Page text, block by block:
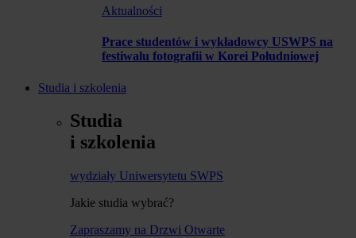
Aktualności
Prace studentów i wykładowcy USWPS na
festiwalu fotografii w Korei Południowej
Studia i szkolenia
Studia
i szkolenia
wydziały Uniwersytetu SWPS
Jakie studia wybrać?
Zapraszamy na Drzwi Otwarte